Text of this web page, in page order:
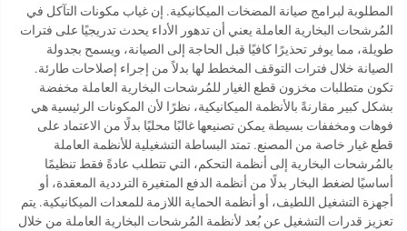
المطلوبة لبرامج صيانة المضخات الميكانيكية. إن غياب مكونات التآكل في
المُرشحات البخارية العاملة يعني أن تدهور الأداء يحدث تدريجيًا على فترات
طويلة، مما يوفر تحذيرًا كافيًا قبل الحاجة إلى الصيانة، ويسمح بجدولة
الصيانة خلال فترات التوقف المخطط لها بدلاً من إجراء إصلاحات طارئة.
تكون متطلبات مخزون قطع الغيار للمُرشحات البخارية العاملة مخفضة
بشكل كبير مقارنةً بالأنظمة الميكانيكية، نظرًا لأن المكونات الرئيسية هي
فوهات ومخففات بسيطة يمكن تصنيعها غالبًا محليًا بدلًا من الاعتماد على
قطع غيار خاصة من المصنع. تمتد البساطة التشغيلية للأنظمة العاملة
بالمُرشحات البخارية إلى أنظمة التحكم، التي تتطلب عادةً فقط تنظيمًا
أساسيًا لضغط البخار بدلًا من أنظمة الدفع المتغيرة الترددية المعقدة، أو
أجهزة التشغيل اللطيف، أو أنظمة الحماية اللازمة للمعدات الميكانيكية. يتم
تعزيز قدرات التشغيل عن بُعد لأنظمة المُرشحات البخارية العاملة من خلال